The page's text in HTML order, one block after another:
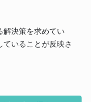
解決策を求めてい
いることが反映さ